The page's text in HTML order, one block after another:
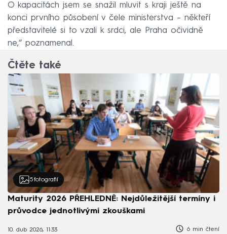
O kapacitách jsem se snažil mluvit s kraji ještě na
konci prvního působení v čele ministerstva – někteří
představitelé si to vzali k srdci, ale Praha očividně
ne,“ poznamenal.
Čtěte také
5 fotografií
Maturity 2026 PŘEHLEDNĚ: Nejdůležitější termíny i
průvodce jednotlivými zkouškami
10. dub 2026, 11:33 6 min čtení